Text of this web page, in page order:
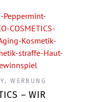
,WERBUNG
– WIR